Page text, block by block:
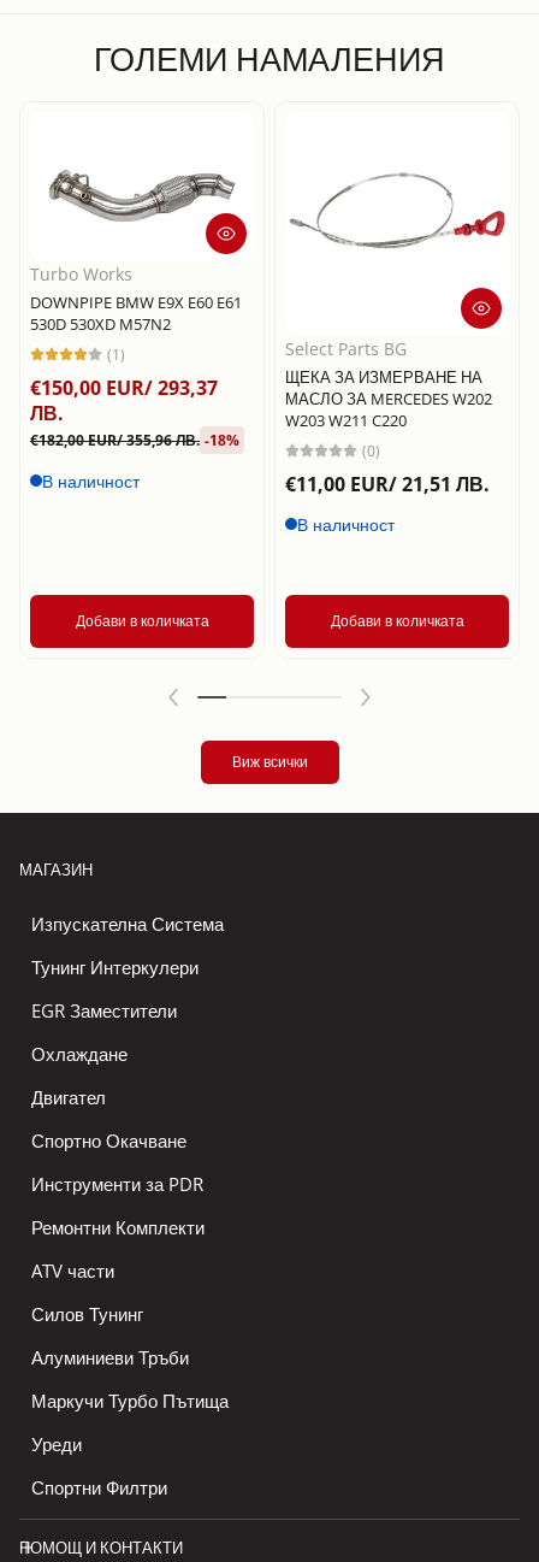
ГОЛЕМИ НАМАЛЕНИЯ
Turbo Works
DOWNPIPE BMW E9X E60 E61
530D 530XD M57N2
(1)
€150,00 EUR/ 293,37
ЛВ.
€182,00 EUR/ 355,96 ЛВ. -18%
В наличност
Добави в количката
Select Parts BG
ЩЕКА ЗА ИЗМЕРВАНЕ НА
МАСЛО ЗА MERCEDES W202
W203 W211 C220
(0)
€11,00 EUR/ 21,51 ЛВ.
В наличност
Добави в количката
Виж всички
МАГАЗИН
Изпускателна Система
Тунинг Интеркулери
EGR Заместители
Охлаждане
Двигател
Спортно Окачване
Инструменти за PDR
Ремонтни Комплекти
ATV части
Силов Тунинг
Алуминиеви Тръби
Маркучи Турбо Пътища
Уреди
Спортни Филтри
ПОМОЩ И КОНТАКТИ